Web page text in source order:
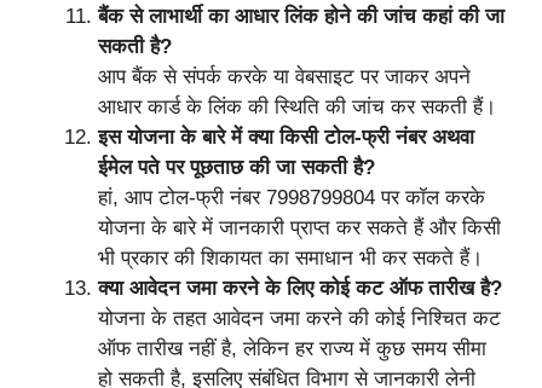
बैंक से लाभार्थी का आधार लिंक होने की जांच कहां की जा
सकती है?
आप बैंक से संपर्क करके या वेबसाइट पर जाकर अपने
आधार कार्ड के लिंक की स्थिति की जांच कर सकती हैं।
इस योजना के बारे में क्या किसी टोल-फ्री नंबर अथवा
ईमेल पते पर पूछताछ की जा सकती है?
हां, आप टोल-फ्री नंबर 7998799804 पर कॉल करके
योजना के बारे में जानकारी प्राप्त कर सकते हैं और किसी
भी प्रकार की शिकायत का समाधान भी कर सकते हैं।
क्या आवेदन जमा करने के लिए कोई कट ऑफ तारीख है?
योजना के तहत आवेदन जमा करने की कोई निश्चित कट
ऑफ तारीख नहीं है, लेकिन हर राज्य में कुछ समय सीमा
हो सकती है, इसलिए संबंधित विभाग से जानकारी लेनी